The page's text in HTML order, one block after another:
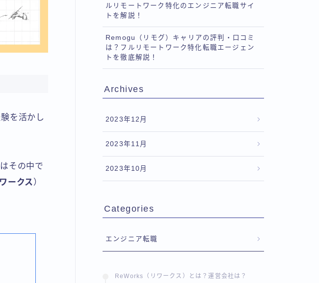
を活かし
その中で
ークス）
ルリモートワーク特化のエンジニア転職サイ
トを解説！
Remogu（リモグ）キャリアの評判・口コミ
は？フルリモートワーク特化転職エージェン
トを徹底解説！
Archives
2023年12月
2023年11月
2023年10月
Categories
エンジニア転職
ReWorks（リワークス）とは？運営会社は？